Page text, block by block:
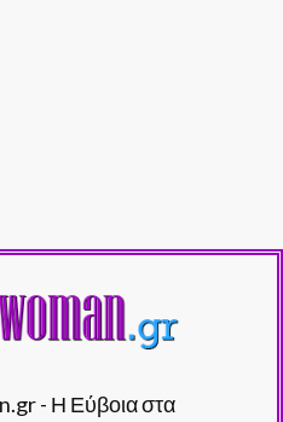
- Η Εύβοια στα